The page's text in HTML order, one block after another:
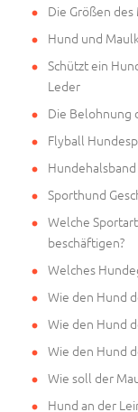
Die Größen
Hund und
Schützt ein
Leder
Die Belohnung
Flyball
Sporthund
Welche
beschäftigen?
Welches
Wie den Hund
Wie den Hund
Wie den Hund
Wie soll der
Hund an der